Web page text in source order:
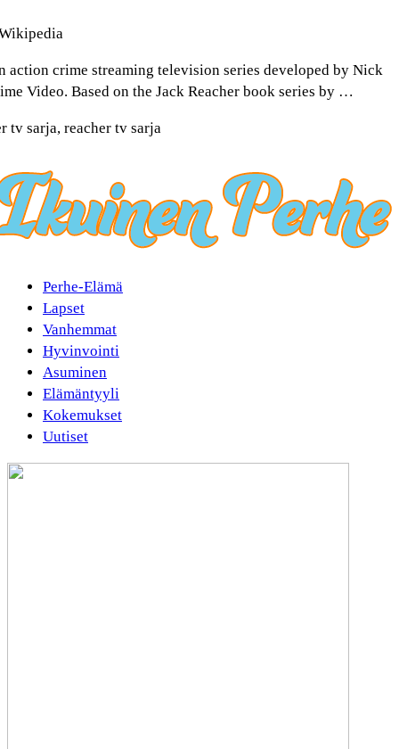
action crime streaming television series developed by Nick
Video. Based on the Jack Reacher book series by …
tv sarja, reacher tv sarja
Perhe-Elämä
Lapset
Vanhemmat
Hyvinvointi
Asuminen
Elämäntyyli
Kokemukset
Uutiset